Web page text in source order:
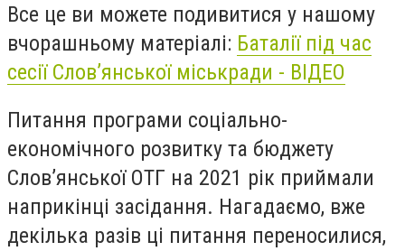
Все це ви можете подивитися у нашому
вчорашньому матеріалі: Баталії під час
сесії Слов’янської міськради - ВІДЕО
Питання програми соціально-
економічного розвитку та бюджету
Слов’янської ОТГ на 2021 рік приймали
наприкінці засідання. Нагадаємо, вже
декілька разів ці питання переносилися,